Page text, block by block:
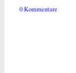
0 Kommentare